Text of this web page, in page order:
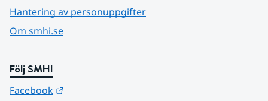
Hantering av personuppgifter
Om smhi.se
Följ SMHI
Facebook